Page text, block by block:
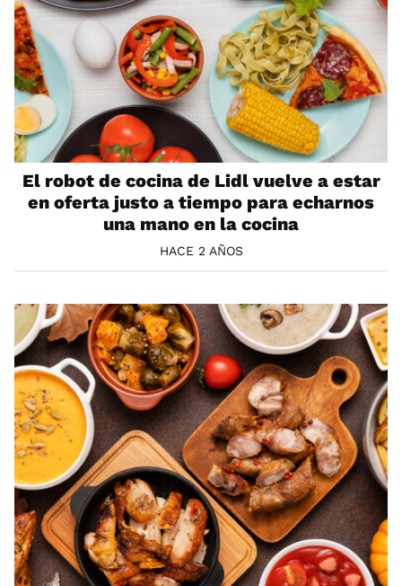
El robot de cocina de Lidl vuelve a estar
en oferta justo a tiempo para echarnos
una mano en la cocina
HACE 2 AÑOS